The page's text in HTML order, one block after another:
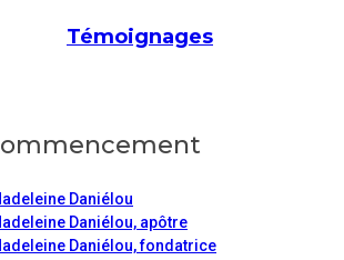
Témoignages
Daniélou
Daniélou, apôtre
Daniélou, fondatrice